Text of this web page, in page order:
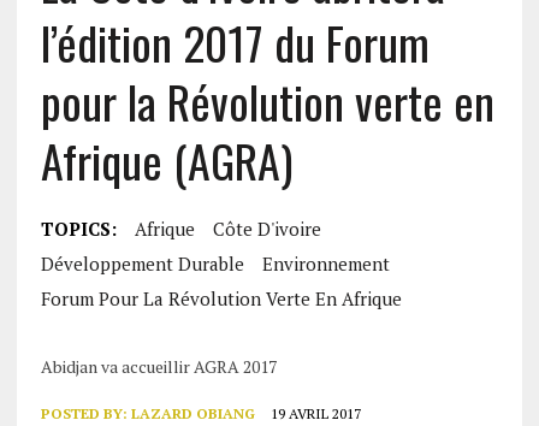
l’édition 2017 du Forum
pour la Révolution verte en
Afrique (AGRA)
TOPICS: Afrique
Côte D'ivoire
Développement Durable
Environnement
Forum Pour La Révolution Verte En Afrique
Abidjan va accueillir AGRA 2017
POSTED BY: LAZARD OBIANG 19 AVRIL 2017